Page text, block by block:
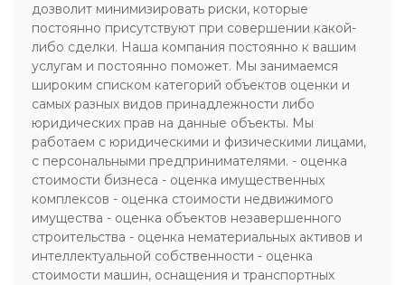
дозволит минимизировать риски, которые
постоянно присутствуют при совершении какой-
либо сделки. Наша компания постоянно к вашим
услугам и постоянно поможет. Мы занимаемся
широким списком категорий объектов оценки и
самых разных видов принадлежности либо
юридических прав на данные объекты. Мы
работаем с юридическими и физическими лицами,
с персональными предпринимателями. - оценка
стоимости бизнеса - оценка имущественных
комплексов - оценка стоимости недвижимого
имущества - оценка объектов незавершенного
строительства - оценка нематериальных активов и
интеллектуальной собственности - оценка
стоимости машин, оснащения и транспортных